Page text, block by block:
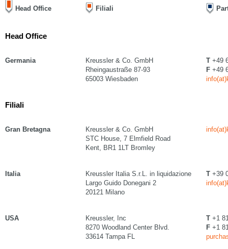
Head Office Filiali
Head Office
Germania
Kreussler & Co. GmbH
Rheingaustraße 87-93
65003 Wiesbaden
T +49
F +49
Filiali
Gran Bretagna
Kreussler & Co. GmbH
STC House, 7 Elmfield Road
Kent, BR1 1LT Bromley
Italia
Kreussler Italia S.r.L. in liquidazione
Largo Guido Donegani 2
20121 Milano
T +39
USA
Kreussler, Inc
8270 Woodland Center Blvd.
33614 Tampa FL
T +1
F +1